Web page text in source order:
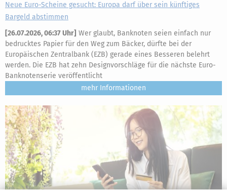
Neue Euro-Scheine gesucht: Europa darf über sein künftiges
Bargeld abstimmen
[26.07.2026, 06:37 Uhr] Wer glaubt, Banknoten seien einfach nur
bedrucktes Papier für den Weg zum Bäcker, dürfte bei der
Europäischen Zentralbank (EZB) gerade eines Besseren belehrt
werden. Die EZB hat zehn Designvorschläge für die nächste Euro-
Banknotenserie veröffentlicht
mehr